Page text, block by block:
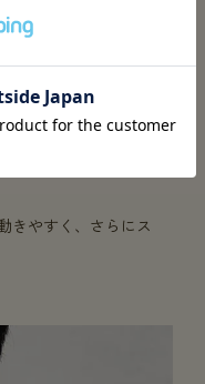
きやすく、さらにス